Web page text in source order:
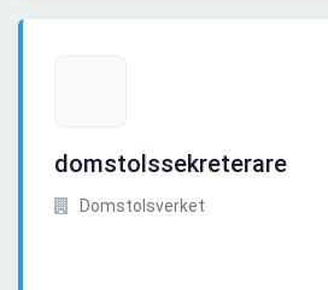
domstolssekreterare
Domstolsverket